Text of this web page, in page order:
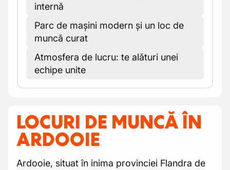
internă
Parc de mașini modern și un loc de
muncă curat
Atmosfera de lucru: te alături unei
echipe unite
LOCURI DE MUNCĂ ÎN
ARDOOIE
Ardooie, situat în inima provinciei Flandra de